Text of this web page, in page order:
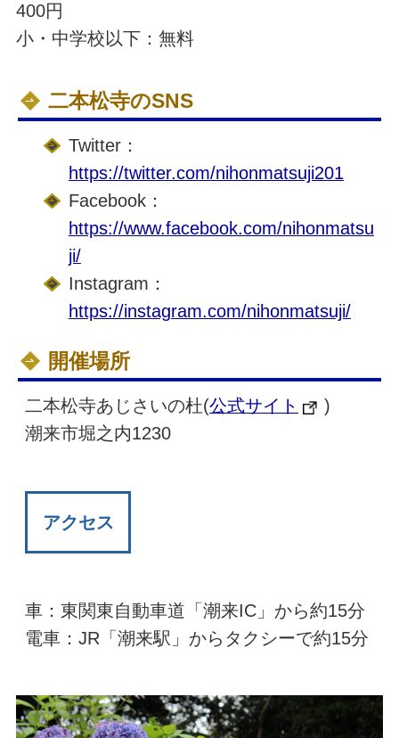
400円
小・中学校以下：無料
二本松寺のSNS
Twitter：
https://twitter.com/nihonmatsuji201
Facebook：
https://www.facebook.com/nihonmatsu
ji/
Instagram：
https://instagram.com/nihonmatsuji/
開催場所
二本松寺あじさいの杜(公式サイト
)
潮来市堀之内1230
アクセス
車：東関東自動車道「潮来IC」から約15分
電車：JR「潮来駅」からタクシーで約15分